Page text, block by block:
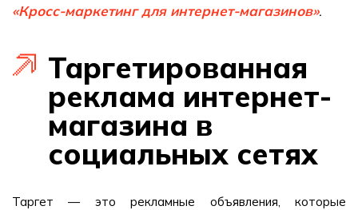
«Кросс-маркетинг для интернет-магазинов».
Таргетированная
реклама интернет-
магазина в
социальных сетях
Таргет — это рекламные объявления, которые